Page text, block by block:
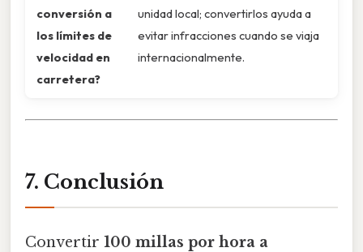
conversión a
los límites de
velocidad en
carretera?
unidad local; convertirlos ayuda a
evitar infracciones cuando se viaja
internacionalmente.
7. Conclusión
Convertir 100 millas por hora a